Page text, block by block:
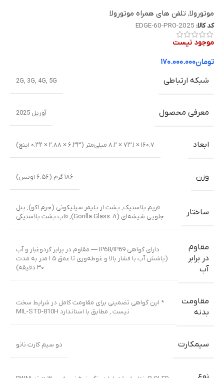
موتورولا, تلفن های همراه موتورولا
کد کالا: EDGE-60-PRO-2025
موجود نیست
تومان۱۷۰.۰۰۰.۰۰۰
شبکه ارتباطی
2G, 3G, 4G, 5G
معرفی محصول آوریل 2025
ابعاد ۱۶۰.۷ × ۷۳.۱ × ۸.۲ میلی‌متر (۶.۳۳ × ۲.۸۸ × ۰.۳۲ اینچ)
وزن ۱۸۶ گرم (۶.۵۶ اونس)
ساختار فریم پلاستیک, پشت از پلیمر سیلیکونی (چرم اکو), پنل
جلویی شیشه‌ای (Gorilla Glass 7i)
, قاب پشت پلاستیکی
مقاوم
در برابر
آب
دارای گواهی IP68/IP69 — مقاوم در برابر گردوغبار و آب
(پاشش آب با فشار بالا و غوطه‌وری تا عمق ۱.۵ متر به مدت
۳۰ دقیقه)
مقاومت
بدنه
* این گواهی تضمینی برای مقاومت کامل در شرایط سخت
نیست., مطابق با استاندارد MIL-STD-810H
سیمکارت دو سیم کارت نانو